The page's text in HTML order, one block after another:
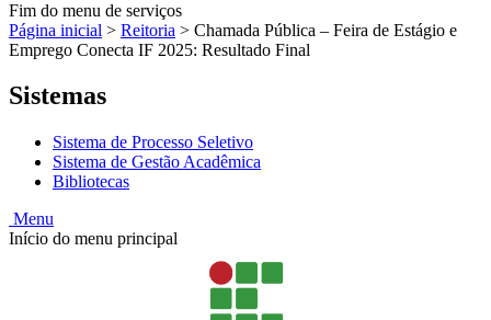
Fim do menu de serviços
Página inicial > Reitoria > Chamada Pública – Feira de Estágio e
Emprego Conecta IF 2025: Resultado Final
Sistemas
Sistema de Processo Seletivo
Sistema de Gestão Acadêmica
Bibliotecas
Menu
Início do menu principal